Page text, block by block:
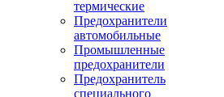
термические
Предохранители
автомобильные
Промышленные
предохранители
Предохранитель
специального